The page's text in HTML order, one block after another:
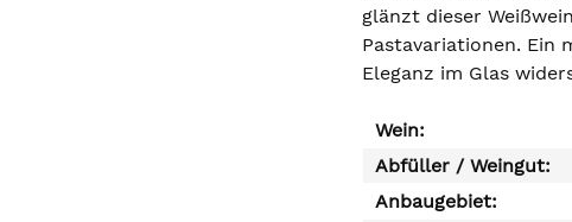
glänzt dieser
Pastavariationen. Ein
Eleganz im Glas
Wein:
Abfüller / Weingut:
Anbaugebiet: